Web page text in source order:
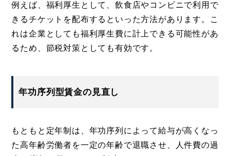
例えば、福利厚生として、飲食店やコンビニで利用で
きるチケットを配布するといった方法があります。こ
れは企業としても福利厚生費に計上できる可能性があ
るため、節税対策としても有効です。
年功序列型賃金の見直し
もともと定年制は、年功序列によって給与が高くなっ
た高年齢労働者を一定の年齢で退職させ、人件費の過